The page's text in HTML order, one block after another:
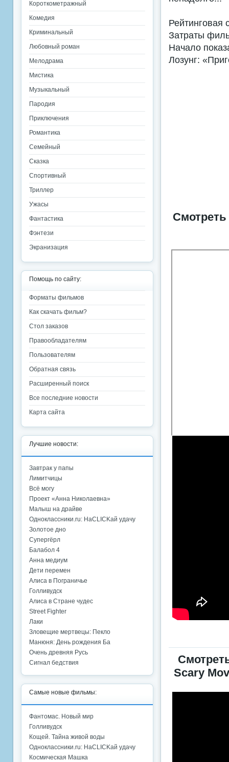
Рейтинговая
Затраты
Начало
Лозунг:
Scary
Короткометражный
Комедия
Криминальный
Любовный роман
Мелодрама
Мистика
Музыкальный
Пародия
Приключения
Романтика
Семейный
Сказка
Спортивный
Триллер
Ужасы
Фантастика
Фэнтези
Экранизация
Помощь по сайту:
Форматы фильмов
Как скачать фильм?
Стол заказов
Правообладателям
Пользователям
Обратная связь
Расширенный поиск
Все последние новости
Карта сайта
Лучшие новости:
Завтрак у папы
Лимитчицы
Всё могу
Проект «Анна Николаевна»
Малыш на драйве
Одноклассники.ru: НаCLICKай удачу
Золотое дно
Супергёрл
Балабол 4
Анна медиум
Дети перемен
Алиса в Пограничье
Голливудск
Алиса в Стране чудес
Street Fighter
Лаки
Зловещие мертвецы: Пекло
Манюня: День рождения Ба
Очень древняя Русь
Сигнал бедствия
Самые новые фильмы:
Фантомас. Новый мир
Голливудск
Кощей. Тайна живой воды
Одноклассники.ru: НаCLICKай удачу
Космическая Машка